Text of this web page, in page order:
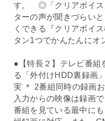
す。 ◎「クリアボイス
ターの声が聞きづらい
くできる『クリアボイ
タン1つでかんたんにオ
●【特長２】テレビ番組
る「外付けHDD裏録画
実 ＊ 2番組同時の録画
入力からの映像は録画
番組を見ている最中に